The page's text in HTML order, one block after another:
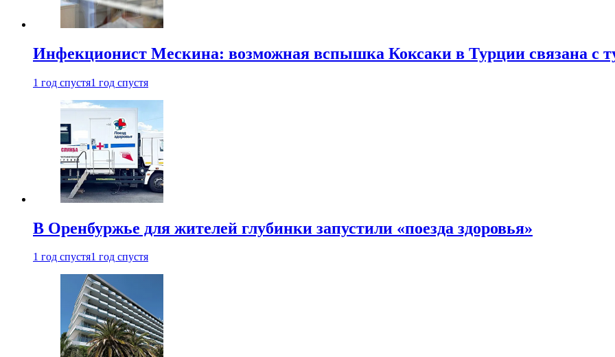
Инфекционист Мескина: возможная вспышка Коксаки в Турции связана с
1 год спустя1 год спустя
В Оренбуржье для жителей глубинки запустили «поезда здоровья»
1 год спустя1 год спустя